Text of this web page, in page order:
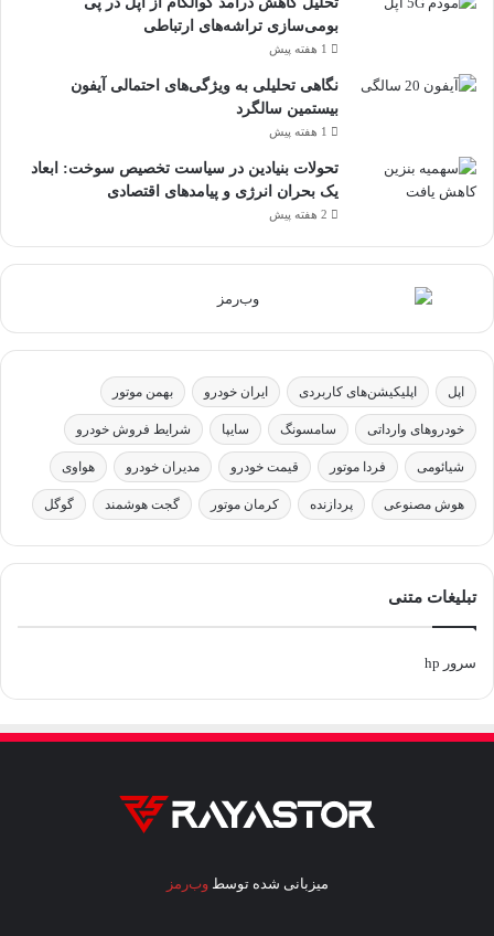
بومی‌سازی تراشه‌های ارتباطی
1 هفته پیش
نگاهی تحلیلی به ویژگی‌های احتمالی آیفون
بیستمین سالگرد
1 هفته پیش
تحولات بنیادین در سیاست تخصیص سوخت: ابعاد
یک بحران انرژی و پیامدهای اقتصادی
2 هفته پیش
اپل اپلیکیشن‌های کاربردی ایران خودرو بهمن موتور
خودروهای وارداتی سامسونگ سایپا شرایط فروش خودرو
شیائومی فردا موتور قیمت خودرو مدیران خودرو هواوی
هوش مصنوعی پردازنده کرمان موتور گجت هوشمند گوگل
تبلیغات متنی
سرور hp
میزبانی شده توسطوب‌رمز